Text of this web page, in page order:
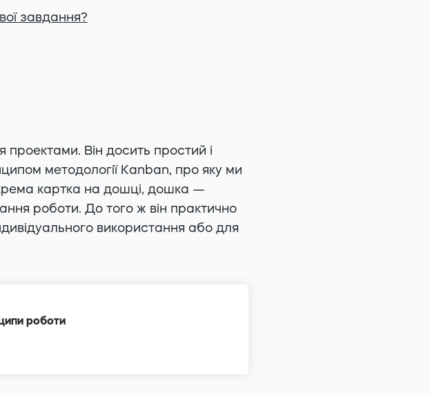
завдання?
Він досить простий і
методології Kanban, про яку ми
картка на дошці, дошка —
роботи. До того ж він практично
використання або для
роботи